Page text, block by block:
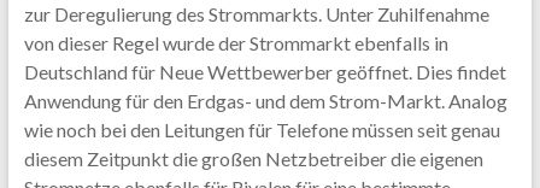
zur Deregulierung des Strommarkts. Unter Zuhilfenahme
von dieser Regel wurde der Strommarkt ebenfalls in
Deutschland für Neue Wettbewerber geöffnet. Dies findet
Anwendung für den Erdgas- und dem Strom-Markt. Analog
wie noch bei den Leitungen für Telefone müssen seit genau
diesem Zeitpunkt die großen Netzbetreiber die eigenen